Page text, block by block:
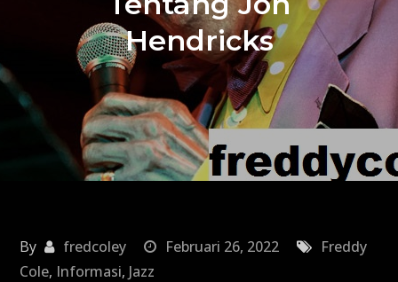
Hendricks
By fredcoley Februari 26, 2022
Freddy
Cole, Informasi, Jazz